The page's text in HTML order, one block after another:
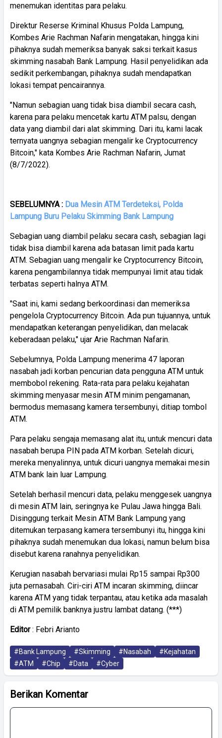
menemukan identitas para pelaku.
Direktur Reserse Kriminal Khusus Polda Lampung,
Kombes Arie Rachman Nafarin mengatakan, hingga kini
pihaknya sudah memeriksa banyak saksi terkait kasus
skimming nasabah Bank Lampung. Hasil penyelidikan ada
sedikit perkembangan, pihaknya sudah mendapatkan
lokasi tempat pencairannya.
"Namun sebagian uang tidak bisa diambil secara cash,
karena para pelaku mencetak kartu ATM palsu, dengan
data yang diambil dari alat skimming. Dari itu, kami lacak
ternyata uangnya sebagian mengalir ke Cryptocurrency
Bitcoin," kata Kombes Arie Rachman Nafarin, Jumat
(8/7/2022).
SEBELUMNYA : Dua Mesin ATM Terdeteksi, Polda
Lampung Buru Pelaku Skimming Bank Lampung
Sebagian uang diambil pelaku secara cash, sebagian lagi
tidak bisa diambil karena ada batasan limit pada kartu
ATM. Sebagian uang mengalir ke Cryptocurrency Bitcoin,
karena pengambilannya tidak mempunyai limit atau tidak
terbatas seperti halnya ATM.
"Saat ini, kami sedang berkoordinasi dan memeriksa
pengelola Cryptocurrency Bitcoin. Ada pun tujuannya, untuk
mendapatkan keterangan penyelidikan, dan melacak
keberadaan pelaku," ujar Arie Rachman Nafarin.
Sebelumnya, Polda Lampung menerima 47 laporan
nasabah jadi korban pencurian data pengguna ATM untuk
membobol rekening. Rata-rata para pelaku kejahatan
skimming menyasar mesin ATM minim pengamanan,
bermodus memasang kamera tersembunyi, ditiap tombol
ATM.
Para pelaku sengaja memasang alat itu, untuk mencuri data
nasabah berupa PIN pada ATM korban. Setelah dicuri,
mereka menyalinnya, untuk dicuri uangnya memakai mesin
ATM bank lain luar Lampung.
Setelah berhasil mencuri data, pelaku menggesek uangnya
di mesin ATM lain, seringnya ke Pulau Jawa hingga Bali.
Disinggung terkait Mesin ATM Bank Lampung yang
ditemukan terpasang kamera tersembunyi itu, hingga kini
pihaknya sudah menemukan dua lokasi, namun belum bisa
disebut karena ranahnya penyelidikan.
Kerugian nasabah bervariasi mulai Rp15 sampai Rp300
juta pernasabah. Ciri-ciri ATM incaran skimming, diincar
karena ATM yang tidak terpantau, atau ketika ada masalah
di ATM pemilik banknya justru lambat datang. (***)
Editor: Febri Arianto
#Bank Lampung #Skimming #Nasabah
#Kejahatan
#ATM
#Chip #Data #Cyber
Berikan Komentar